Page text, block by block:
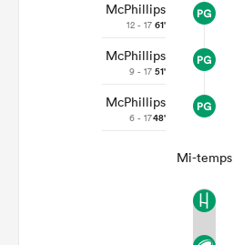
McPhillips
12 - 17 61'
McPhillips
9 - 17 51'
McPhillips
6 - 1748'
Mi-temps